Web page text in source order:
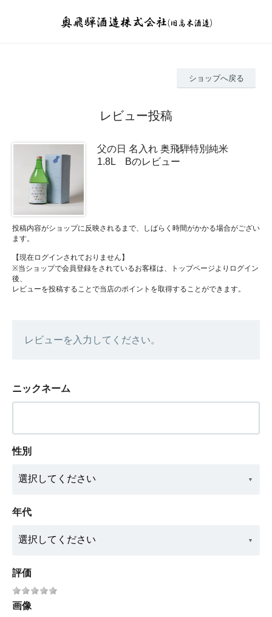
ショップへ戻る
レビュー投稿
父の日 名入れ 奥飛騨特別純米
1.8L Bのレビュー
投稿内容がショップに反映されるまで、しばらく時間がかかる場合がござい
ます。
【現在ログインされておりません】
※当ショップで会員登録をされているお客様は、トップページよりログイン
後、
レビューを投稿することで当店のポイントを取得することができます。
レビューを入力してください。
ニックネーム
性別
年代
評価
画像